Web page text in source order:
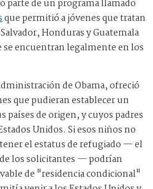
parte de un programa llamado
que permitió a jóvenes que tratan
Honduras y Guatemala
se encuentran legalmente en los
de Obama, ofreció
que pudieran establecer un
países de origen, y cuyos padres
Unidos. Si esos niños no
el estatus de refugiado — el
de los solicitantes — podrían
de "residencia condicional"